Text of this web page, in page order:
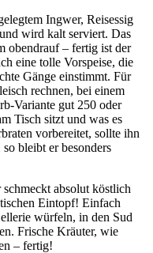
Ingwer, Reisessig
wird kalt serviert. Das
obendrauf – fertig ist der
eine tolle Vorspeise, die
Gänge einstimmt. Für
rechnen, bei einem
Variante gut 250 oder
Tisch sitzt und was es
vorbereitet, sollte ihn
bleibt er besonders
absolut köstlich
Eintopf! Einfach
würfeln, in den Sud
Frische Kräuter, wie
– fertig!